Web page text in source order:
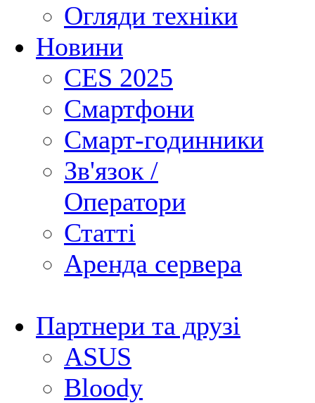
Огляди техніки
Новини
CES 2025
Смартфони
Смарт-годинники
Зв'язок /
Оператори
Статті
Аренда сервера
Партнери та друзі
ASUS
Bloody